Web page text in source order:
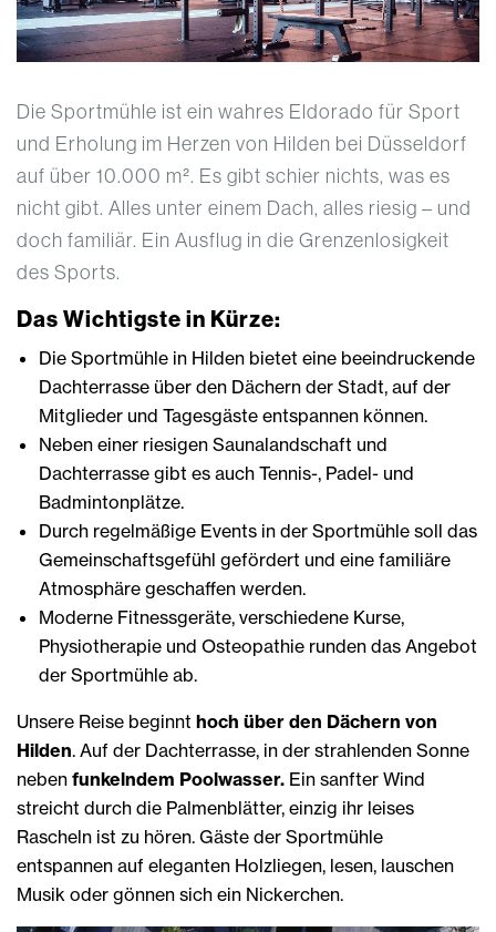
Die Sportmühle ist ein wahres Eldorado für Sport
und Erholung im Herzen von Hilden bei Düsseldorf
auf über 10.000 m². Es gibt schier nichts, was es
nicht gibt. Alles unter einem Dach, alles riesig – und
doch familiär. Ein Ausflug in die Grenzenlosigkeit
des Sports.
Das Wichtigste in Kürze:
Die Sportmühle in Hilden bietet eine beeindruckende
Dachterrasse über den Dächern der Stadt, auf der
Mitglieder und Tagesgäste entspannen können.
Neben einer riesigen Saunalandschaft und
Dachterrasse gibt es auch Tennis-, Padel- und
Badmintonplätze.
Durch regelmäßige Events in der Sportmühle soll das
Gemeinschaftsgefühl gefördert und eine familiäre
Atmosphäre geschaffen werden.
Moderne Fitnessgeräte, verschiedene Kurse,
Physiotherapie und Osteopathie runden das Angebot
der Sportmühle ab.
Unsere Reise beginnt hoch über den Dächern von
Hilden. Auf der Dachterrasse, in der strahlenden Sonne
neben funkelndem Poolwasser. Ein sanfter Wind
streicht durch die Palmenblätter, einzig ihr leises
Rascheln ist zu hören. Gäste der Sportmühle
entspannen auf eleganten Holzliegen, lesen, lauschen
Musik oder gönnen sich ein Nickerchen.